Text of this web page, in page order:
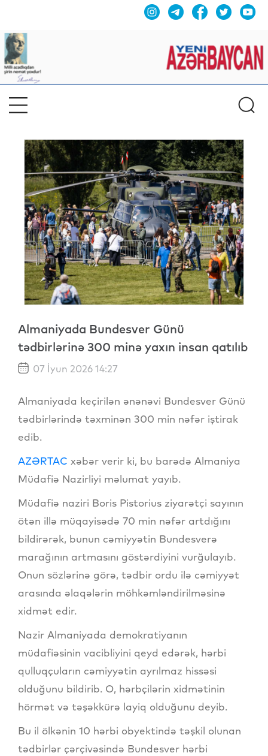
Almaniyada Bundesver Günü
tədbirlərinə 300 minə yaxın insan qatılıb
07 İyun 2026 14:27
Almaniyada keçirilən ənənəvi Bundesver Günü
tədbirlərində təxminən 300 min nəfər iştirak
edib.
AZƏRTAC xəbər verir ki, bu barədə Almaniya
Müdafiə Nazirliyi məlumat yayıb.
Müdafiə naziri Boris Pistorius ziyarətçi sayının
ötən illə müqayisədə 70 min nəfər artdığını
bildirərək, bunun cəmiyyətin Bundesverə
marağının artmasını göstərdiyini vurğulayıb.
Onun sözlərinə görə, tədbir ordu ilə cəmiyyət
arasında əlaqələrin möhkəmləndirilməsinə
xidmət edir.
Nazir Almaniyada demokratiyanın
müdafiəsinin vacibliyini qeyd edərək, hərbi
qulluqçuların cəmiyyətin ayrılmaz hissəsi
olduğunu bildirib. O, hərbçilərin xidmətinin
hörmət və təşəkkürə layiq olduğunu deyib.
Bu il ölkənin 10 hərbi obyektində təşkil olunan
tədbirlər çərçivəsində Bundesver hərbi